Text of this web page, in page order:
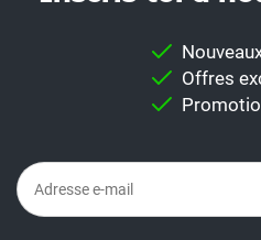
comparaison
Important:Ne
abonnement
l'abonnement
de la voiture, alors que
Offres